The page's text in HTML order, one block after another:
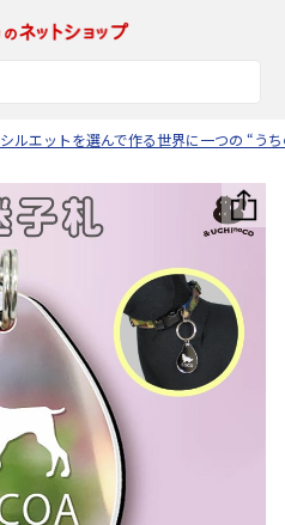
シルエットを選んで作る世界に一つの “う